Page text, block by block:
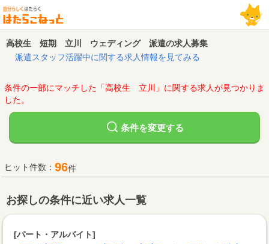
高校生 短期 立川 ウェディング 派遣の求人募集
派遣スタッフ活躍中に関する求人情報を見てみる
条件の一部にマッチした「高校生 立川」に関する求人が見つかりま
した。
条件を変更する
ヒット件数： 96件
お探しの条件に近い求人一覧
[パート・アルバイト]